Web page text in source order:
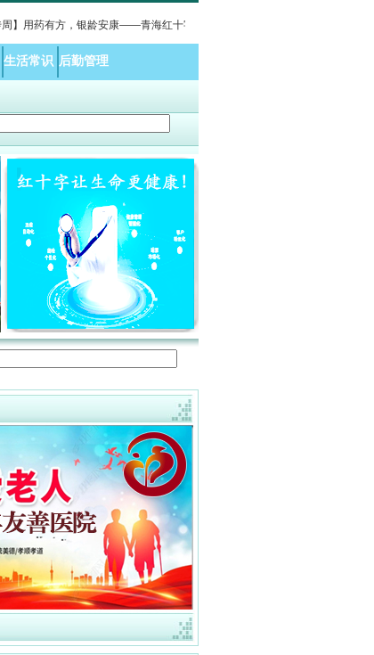
药有方，银龄安康——青海红十字医院老年医学科开展科普义诊活动报道
生活常识 后勤管理